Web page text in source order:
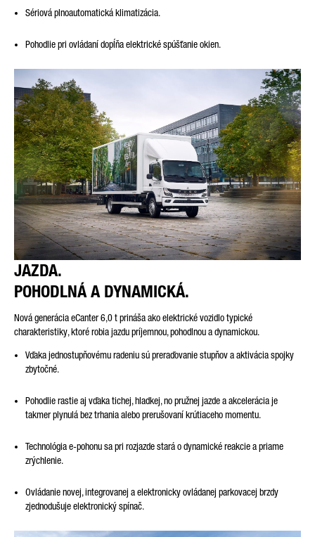
Sériová plnoautomatická klimatizácia.
Pohodlie pri ovládaní dopĺňa elektrické spúšťanie okien.
JAZDA.
POHODLNÁ A DYNAMICKÁ.
Nová generácia eCanter 6,0 t prináša ako elektrické vozidlo typické
charakteristiky, ktoré robia jazdu príjemnou, pohodlnou a dynamickou.
Vďaka jednostupňovému radeniu sú preraďovanie stupňov a aktivácia spojky
zbytočné.
Pohodlie rastie aj vďaka tichej, hladkej, no pružnej jazde a akcelerácia je
takmer plynulá bez trhania alebo prerušovaní krútiaceho momentu.
Technológia e-pohonu sa pri rozjazde stará o dynamické reakcie a priame
zrýchlenie.
Ovládanie novej, integrovanej a elektronicky ovládanej parkovacej brzdy
zjednodušuje elektronický spínač.